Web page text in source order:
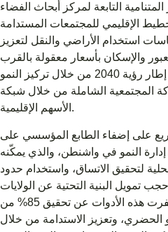
التابعة لمركز أبحاث الفضاء
الإقليمي للمجتمعات المستدامة
سياسات استخدام الأراضي والنقل لتعزيز
والإسكان بأسعار معقولة بالقرب
من وسائل النقل. تدعم المبادرة إطار رؤية 2040 من خلال تركيز النمو
المجتمعية الشاملة من خلال شبكة
الأسهم الإقليمية.
على إضفاء الطابع المؤسسي على
النمو في واشنطن، والذي يمكّنه
لتحقيق الاتساق، واستخدام حدود
تمويل البنية التحتية عن الولايات
القضائية غير الممتثلة. وقد أسفرت هذه الأدوات عن تحقيق 85% من
الحضري، وتعزيز الاستدامة من خلال